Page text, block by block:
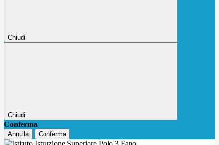
Chiudi
Chiudi
Conferma
Annulla Conferma